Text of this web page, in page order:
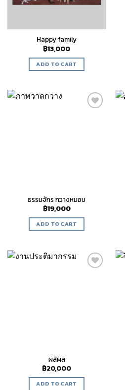
Happy​ family
฿13,000
ADD TO CART
ธรรมจักร​ กวางหมอบ
฿19,000
ADD TO CART
ผลิผล
฿20,000
ADD TO CART